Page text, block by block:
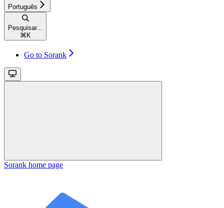
Português
Pesquisar...
⌘ K
Go to Sorank
Sorank home page